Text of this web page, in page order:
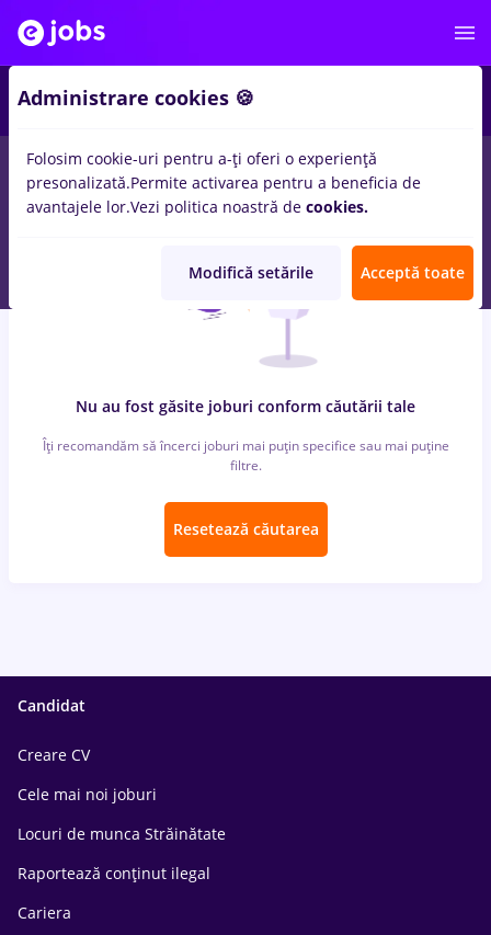
locuri de muncaalpinistinBucurestiinBanci
Nu au fost găsite joburi conform căutării tale
Îți recomandăm să încerci joburi mai puțin specifice sau mai puține
filtre.
Resetează căutarea
Candidat
Creare CV
Cele mai noi joburi
Locuri de munca Străinătate
Raportează conținut ilegal
Cariera
Administrare cookies 🍪
Folosim cookie-uri pentru a-ți oferi o experiență
presonalizată.Permite activarea pentru a beneficia de
avantajele lor.Vezi politica noastră de cookies.
Modifică setările Acceptă toate